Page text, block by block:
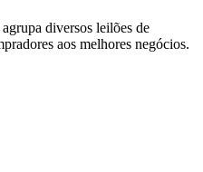
diversos leilões de
aos melhores negócios.